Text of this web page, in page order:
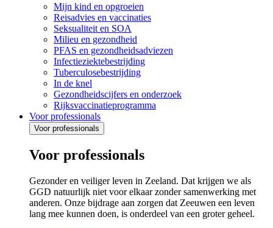
Mijn kind en opgroeien
Reisadvies en vaccinaties
Seksualiteit en SOA
Milieu en gezondheid
PFAS en gezondheidsadviezen
Infectieziektebestrijding
Tuberculosebestrijding
In de knel
Gezondheidscijfers en onderzoek
Rijksvaccinatieprogramma
Voor professionals
Voor professionals
Voor professionals
Gezonder en veiliger leven in Zeeland. Dat krijgen we als
GGD natuurlijk niet voor elkaar zonder samenwerking met
anderen. Onze bijdrage aan zorgen dat Zeeuwen een leven
lang mee kunnen doen, is onderdeel van een groter geheel.